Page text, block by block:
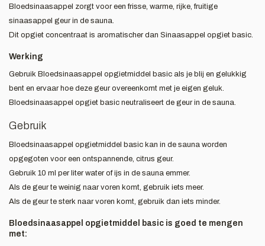
Bloedsinaasappel zorgt voor een frisse, warme, rijke, fruitige
sinaasappel geur in de sauna.
Dit opgiet concentraat is aromatischer dan Sinaasappel opgiet basic.
Werking
Gebruik Bloedsinaasappel opgietmiddel basic als je blij en gelukkig
bent en ervaar hoe deze geur overeenkomt met je eigen geluk.
Bloedsinaasappel opgiet basic neutraliseert de geur in de sauna.
Gebruik
Bloedsinaasappel opgietmiddel basic kan in de sauna worden
opgegoten voor een ontspannende, citrus geur.
Gebruik 10 ml per liter water of ijs in de sauna emmer.
Als de geur te weinig naar voren komt, gebruik iets meer.
Als de geur te sterk naar voren komt, gebruik dan iets minder.
Bloedsinaasappel opgietmiddel basic is goed te mengen
met: